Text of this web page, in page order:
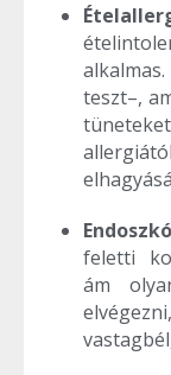
teszt–,
feletti
ám